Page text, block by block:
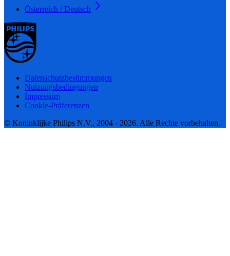
Österreich / Deutsch
Datenschutzbestimmungen
Nutzungsbedingungen
Impressum
Cookie-Präferenzen
© Koninklijke Philips N.V., 2004 - 2026. Alle Rechte vorbehalten.